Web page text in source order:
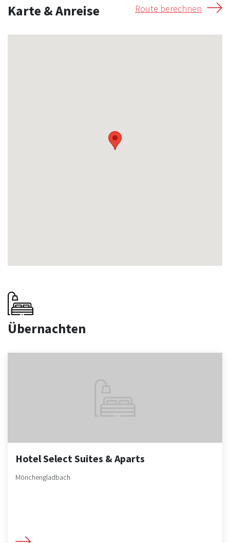
Karte & Anreise Route berechnen
Übernachten
Hotel Select Suites & Aparts
Mönchengladbach